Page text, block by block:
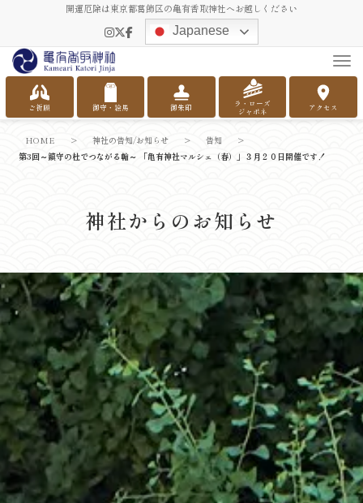
開運厄除は東京都葛飾区の亀有香取神社へお越しください
Japanese
ご祈願 御守・絵馬 御朱印
ラ・ローズ
ジャポネ
アクセス
神社からのお知らせ
HOME > 神社の告知/お知らせ > 告知
>
第3回～鎮守の杜でつながる輪～ 「亀有神社マルシェ（春）」３月２０日開催です！